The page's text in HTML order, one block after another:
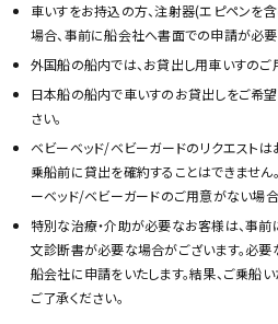
車いすをお持込の方、注射器(エピペンを
場合、事前に船会社へ書面での申請が必要
外国船の船内では、お貸出し用車いすのご
日本船の船内で車いすのお貸出しをご希
さい。
ベビーベッド/ベビーガードのリクエストは
乗船前に貸出を確約することはできません
ーベッド/ベビーガードのご用意がない場合
特別な治療・介助が必要なお客様は、事前
文診断書が必要な場合がございます。必
船会社に申請をいたします。結果、ご乗船
ご了承ください。